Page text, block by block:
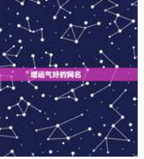
旺财的两个字的词语有